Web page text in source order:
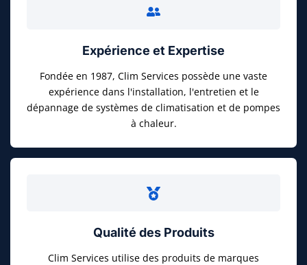
Expérience et Expertise
Fondée en 1987, Clim Services possède une vaste
expérience dans l'installation, l'entretien et le
dépannage de systèmes de climatisation et de pompes
à chaleur.
Qualité des Produits
Clim Services utilise des produits de marques